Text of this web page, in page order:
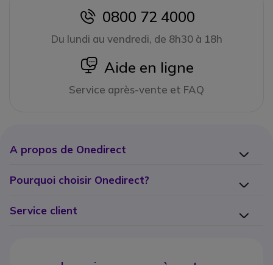
icon
0800 72 4000
Du lundi au vendredi, de 8h30 à 18h
icon
Aide en ligne
Service après-vente et FAQ
A propos de Onedirect
Pourquoi choisir Onedirect?
Service client